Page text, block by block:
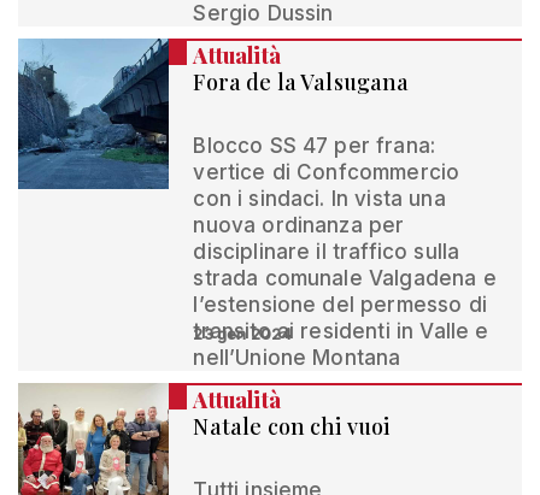
Sergio Dussin
Attualità
Fora de la Valsugana
Blocco SS 47 per frana:
vertice di Confcommercio
con i sindaci. In vista una
nuova ordinanza per
disciplinare il traffico sulla
strada comunale Valgadena e
l’estensione del permesso di
transito ai residenti in Valle e
nell’Unione Montana
23 gen 2024
Attualità
Natale con chi vuoi
Tutti insieme